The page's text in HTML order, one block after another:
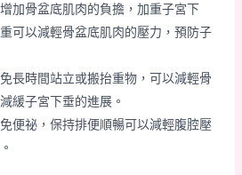
加骨盆底肌肉的負擔，加重子宮下
可以減輕骨盆底肌肉的壓力，預防子
長時間站立或搬抬重物，可以減輕骨
緩子宮下垂的進展。
便祕，保持排便順暢可以減輕腹腔壓